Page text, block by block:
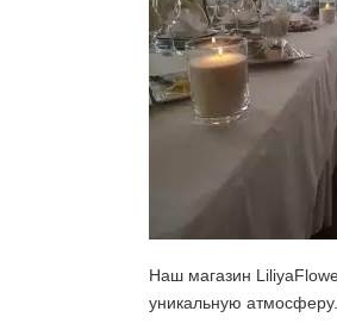
Наш магазин
уникальную атмосферу.